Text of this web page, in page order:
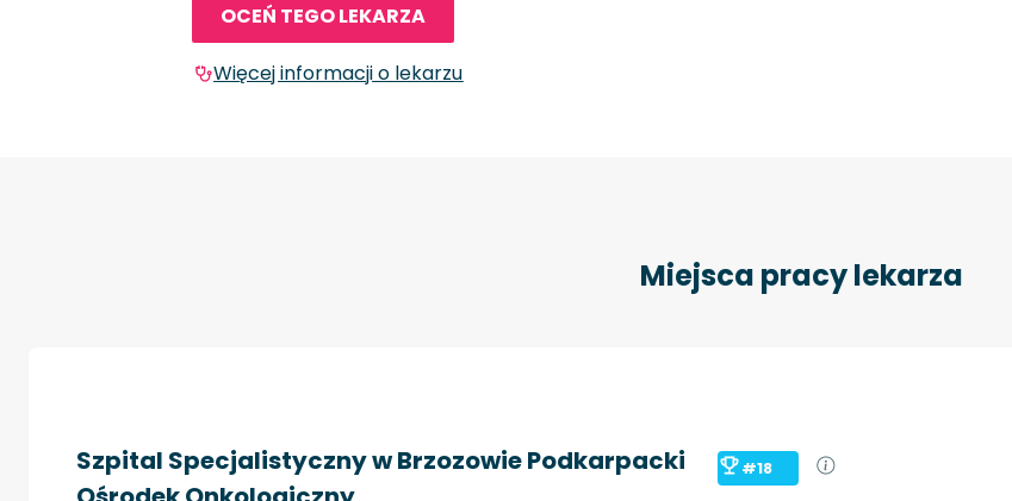
OCEŃ TEGO LEKARZA
Więcej informacji o lekarzu
Miejsca pracy lekarza
Szpital Specjalistyczny w Brzozowie Podkarpacki
#18